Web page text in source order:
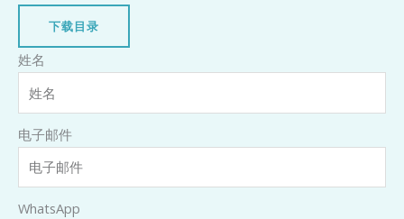
下载目录
姓名
电子邮件
WhatsApp